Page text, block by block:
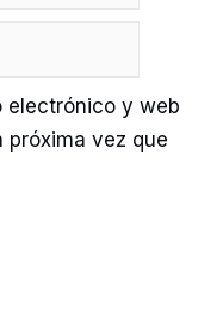
electrónico y web
próxima vez que